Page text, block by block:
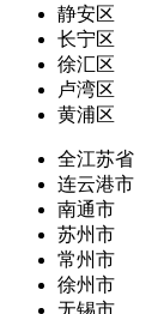
静安区
长宁区
徐汇区
卢湾区
黄浦区
全江苏省
连云港市
南通市
苏州市
常州市
徐州市
无锡市